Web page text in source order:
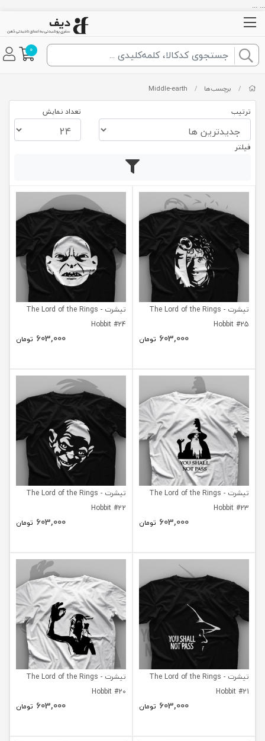
... ...
0
/ برچسب‌ها /
Middle-earth
ترتیب تعداد نمایش
فیلتر
تیشرت The Lord of the Rings -
Hobbit #25
603,000 تومان
تیشرت The Lord of the Rings -
Hobbit #24
603,000 تومان
تیشرت The Lord of the Rings -
Hobbit #23
603,000 تومان
تیشرت The Lord of the Rings -
Hobbit #22
603,000 تومان
تیشرت The Lord of the Rings -
Hobbit #21
603,000 تومان
تیشرت The Lord of the Rings -
Hobbit #20
603,000 تومان